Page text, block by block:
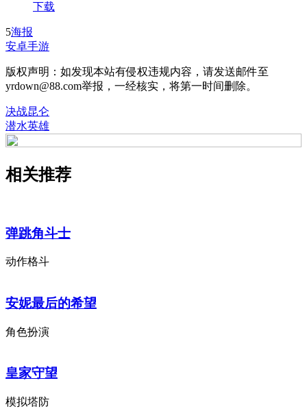
下载
5海报
安卓手游
版权声明：如发现本站有侵权违规内容，请发送邮件至
yrdown@88.com举报，一经核实，将第一时间删除。
决战昆仑
潜水英雄
相关推荐
弹跳角斗士
动作格斗
安妮最后的希望
角色扮演
皇家守望
模拟塔防